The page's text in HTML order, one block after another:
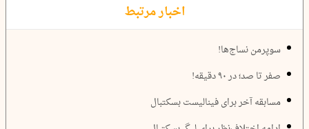
اخبار مرتبط
سوپرمن نساج‌ها!
صفر تا صد؛ در ۹۰ دقیقه!
مسابقه آخر برای فینالیست بسکتبال